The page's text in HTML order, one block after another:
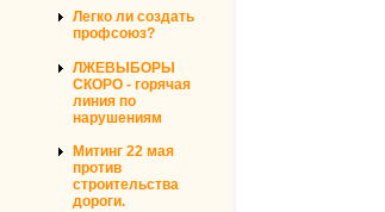
Легко ли создать
профсоюз?
ЛЖЕВЫБОРЫ
СКОРО - горячая
линия по
нарушениям
Митинг 22 мая
против
строительства
дороги.